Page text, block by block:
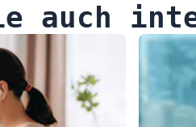
auch